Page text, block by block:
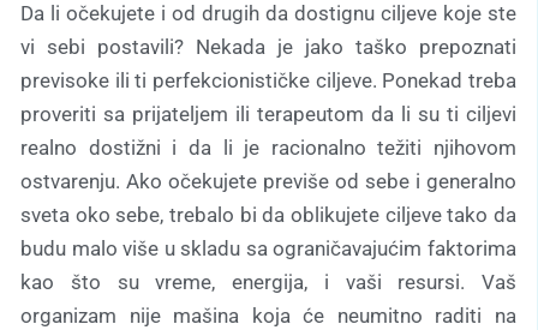
Da li očekujete i od drugih da dostignu ciljeve koje ste
vi sebi postavili? Nekada je jako taško prepoznati
previsoke ili ti perfekcionističke ciljeve. Ponekad treba
proveriti sa prijateljem ili terapeutom da li su ti ciljevi
realno dostižni i da li je racionalno težiti njihovom
ostvarenju. Ako očekujete previše od sebe i generalno
sveta oko sebe, trebalo bi da oblikujete ciljeve tako da
budu malo više u skladu sa ograničavajućim faktorima
kao što su vreme, energija, i vaši resursi. Vaš
organizam nije mašina koja će neumitno raditi na